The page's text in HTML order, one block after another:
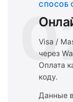
СПОСОБ
Visa /
через
Оплата
коду.
Данные